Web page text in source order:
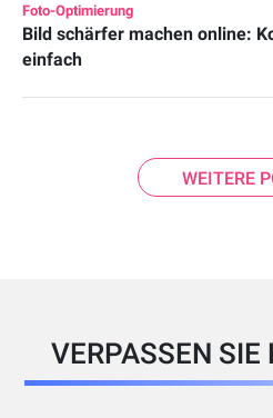
Foto-Optimierung
Bild schärfer machen online:
einfach
WEITERE
VERPASSEN SIE